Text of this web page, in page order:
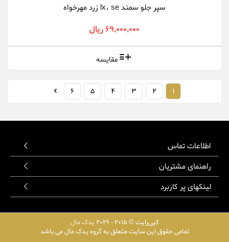
سپر جلو سمند lx، se زرد مهرخواه
69,000,000 ریال
مقایسه
1
2
3
4
5
6
اطلاعات تماس
راهنمای مشتریان
لینکهای پر کاربرد
کپی‌رایت © 2015 - 2026
یدک مال
تمامی حقوق این سایت متعلق به گروه یدک مال می باشد